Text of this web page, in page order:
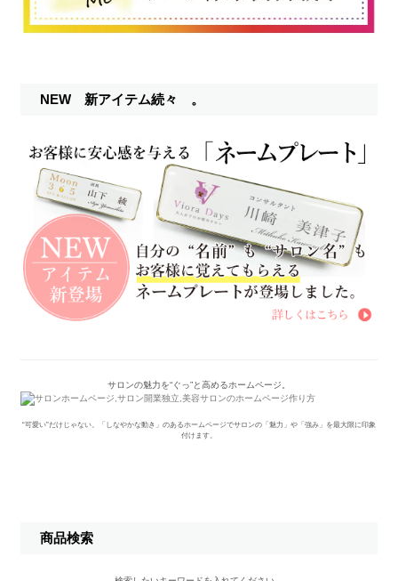
NEW 新アイテム続々 。
サロンの魅力を“ぐっ”と高めるホームページ。
“可愛い”だけじゃない。「しなやかな動き」のあるホームページでサロンの「魅力」や「強み」を最大限に印象
付けます。
商品検索